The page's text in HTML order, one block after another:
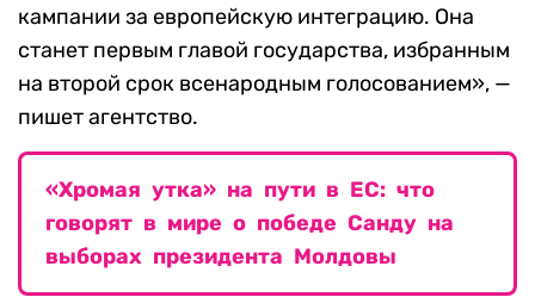
кампании за европейскую интеграцию. Она
станет первым главой государства, избранным
на второй срок всенародным голосованием», —
пишет агентство.
«Хромая утка» на пути в ЕС: что
говорят в мире о победе Санду на
выборах президента Молдовы